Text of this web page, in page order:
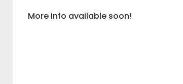
More info available soon!